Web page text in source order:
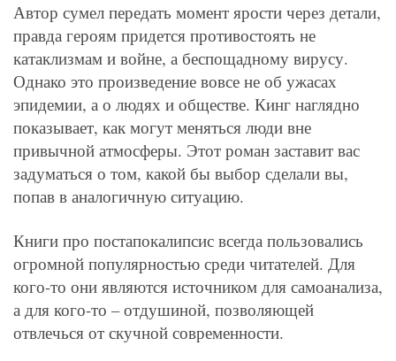
Автор сумел передать момент ярости через детали,
правда героям придется противостоять не
катаклизмам и войне, а беспощадному вирусу.
Однако это произведение вовсе не об ужасах
эпидемии, а о людях и обществе. Кинг наглядно
показывает, как могут меняться люди вне
привычной атмосферы. Этот роман заставит вас
задуматься о том, какой бы выбор сделали вы,
попав в аналогичную ситуацию.
Книги про постапокалипсис всегда пользовались
огромной популярностью среди читателей. Для
кого-то они являются источником для самоанализа,
а для кого-то – отдушиной, позволяющей
отвлечься от скучной современности.